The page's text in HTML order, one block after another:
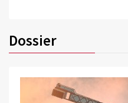
Dossier